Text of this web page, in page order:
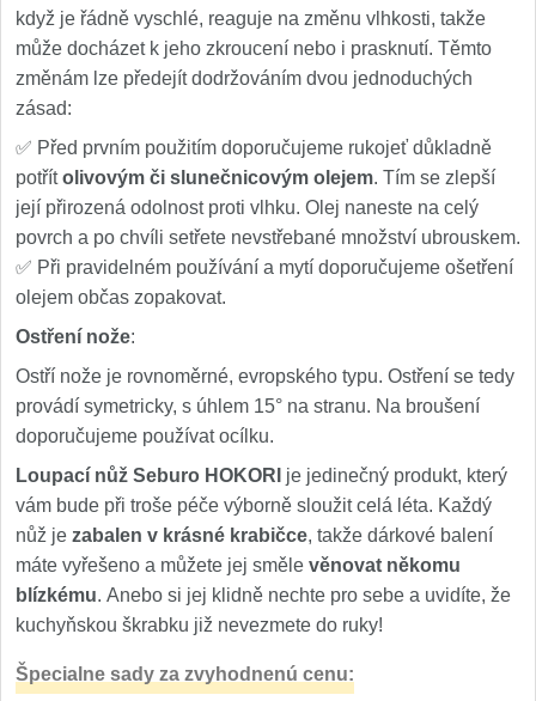
když je řádně vyschlé, reaguje na změnu vlhkosti, takže
může docházet k jeho zkroucení nebo i prasknutí. Těmto
změnám lze předejít dodržováním dvou jednoduchých
zásad:
✅ Před prvním použitím doporučujeme rukojeť důkladně
potřítolivovým či slunečnicovým olejem. Tím se zlepší
její přirozená odolnost proti vlhku. Olej naneste na celý
povrch a po chvíli setřete nevstřebané množství ubrouskem.
✅ Při pravidelném používání a mytí doporučujeme ošetření
olejem občas zopakovat.
Ostření nože:
Ostří nože je rovnoměrné, evropského typu. Ostření se tedy
provádí symetricky, s úhlem 15° na stranu. Na broušení
doporučujeme používat ocílku.
Loupací nůž Seburo HOKORI je jedinečný produkt, který
vám bude při troše péče výborně sloužit celá léta. Každý
nůž je zabalen v krásné krabičce, takže dárkové balení
máte vyřešeno a můžete jej směle věnovat někomu
blízkému. Anebo si jej klidně nechte pro sebe a uvidíte, že
kuchyňskou škrabku již nevezmete do ruky!
Špecialne sady za zvyhodnenú cenu: